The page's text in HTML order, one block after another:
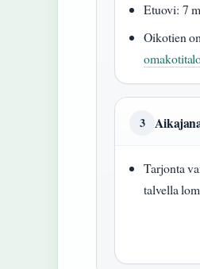
Etuovi: 7
Oikotien
3
Tarjonta
talvella